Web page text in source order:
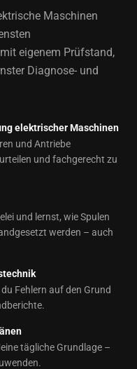
Maschinen
eigenem Prüfstand,
Diagnose- und
elektrischer Maschinen
und Antriebe
und fachgerecht zu
und lernst, wie Spulen
werden – auch
Fehlern auf den Grund
tägliche Grundlage –